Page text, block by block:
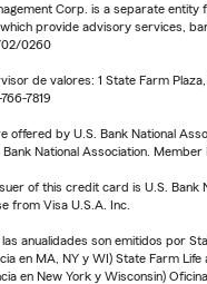
Corp. is a separate entity
provide advisory services,
0260
de valores: 1 State Farm Plaza,
7819
offered by U.S. Bank National
National Association. Member
of this credit card is U.S. Bank
from Visa U.S.A. Inc.
anualidades son emitidos por
en MA, NY y WI) State Farm
en New York y Wisconsin)